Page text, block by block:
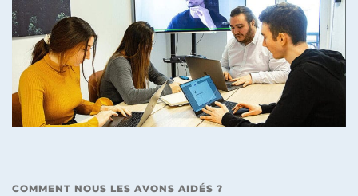
COMMENT NOUS LES AVONS AIDÉS ?